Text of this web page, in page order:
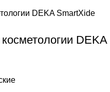
DEKA